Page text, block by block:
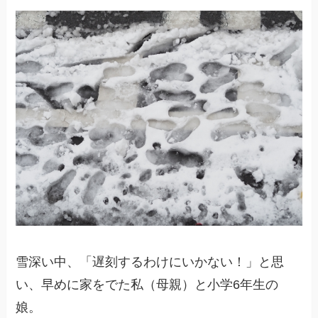
雪深い中、「遅刻するわけにいかない！」と思
い、早めに家をでた私（母親）と小学6年生の
娘。